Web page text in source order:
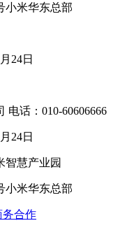
小米华东总部
24日
话：010-60606666
24日
智慧产业园
小米华东总部
务合作